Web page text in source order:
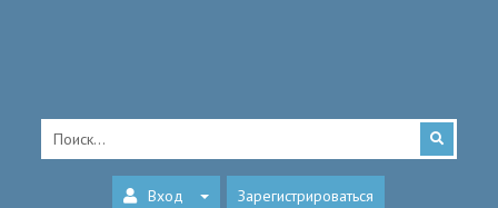
Вход Зарегистрироваться